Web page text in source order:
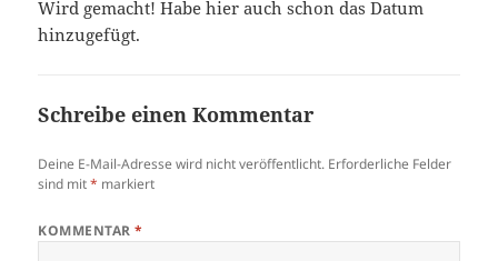
Wird gemacht! Habe hier auch schon das Datum
hinzugefügt.
Schreibe einen Kommentar
Deine E-Mail-Adresse wird nicht veröffentlicht. Erforderliche Felder
sind mit* markiert
KOMMENTAR*